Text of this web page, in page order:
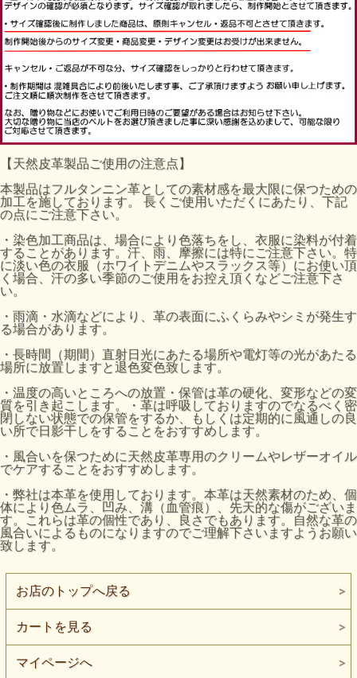
【天然皮革製品ご使用の注意点】
本製品はフルタンニン革としての素材感を最大限に保つための
加工を施しております。 長くご使用いただくにあたり、下記
の点にご注意下さい。
・染色加工商品は、場合により色落ちをし、衣服に染料が付着
することがあります。汗、雨、摩擦には特にご注意下さい。特
に淡い色の衣服（ホワイトデニムやスラックス等）にお使い頂
く場合、汗の多い季節のご使用をお控え頂くなどご注意下さ
い。
・雨滴・水滴などにより、革の表面にふくらみやシミが発生す
る場合があります。
・長時間（期間）直射日光にあたる場所や電灯等の光があたる
場所に放置しますと退色変色致します。
・温度の高いところへの放置・保管は革の硬化、変形などの変
質を引き起こします。・革は呼吸しておりますのでなるべく密
閉しない状態での保管をするか、もしくは定期的に風通しの良
い所で日影干しをすることをおすすめします。
・風合いを保つために天然皮革専用のクリームやレザーオイル
でケアすることをおすすめします。
・弊社は本革を使用しております。本革は天然素材のため、個
体により色ムラ、凹み、溝（血管痕）、先天的な傷がございま
す。これらは革の個性であり、良さでもあります。自然な革の
風合いによるものになりますのでご理解下さいますようお願い
致します。
お店のトップへ戻る
カートを見る
マイページへ